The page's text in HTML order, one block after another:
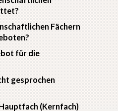
Fächern
für die
gesprochen
(Kernfach)